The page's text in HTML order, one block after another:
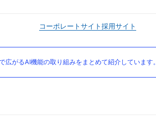
コーポレートサイト採用サイト
がるAI機能の取り組みをまとめて紹介しています。